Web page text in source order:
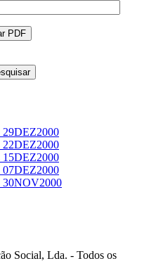
29DEZ2000
22DEZ2000
15DEZ2000
07DEZ2000
30NOV2000
Social, Lda. - Todos os